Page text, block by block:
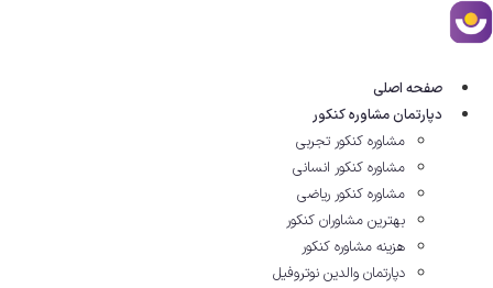
صفحه اصلی
دپارتمان مشاوره کنکور
مشاوره کنکور تجربی
مشاوره کنکور انسانی
مشاوره کنکور ریاضی
بهترین مشاوران کنکور
هزینه مشاوره کنکور
دپارتمان والدین نوتروفیل